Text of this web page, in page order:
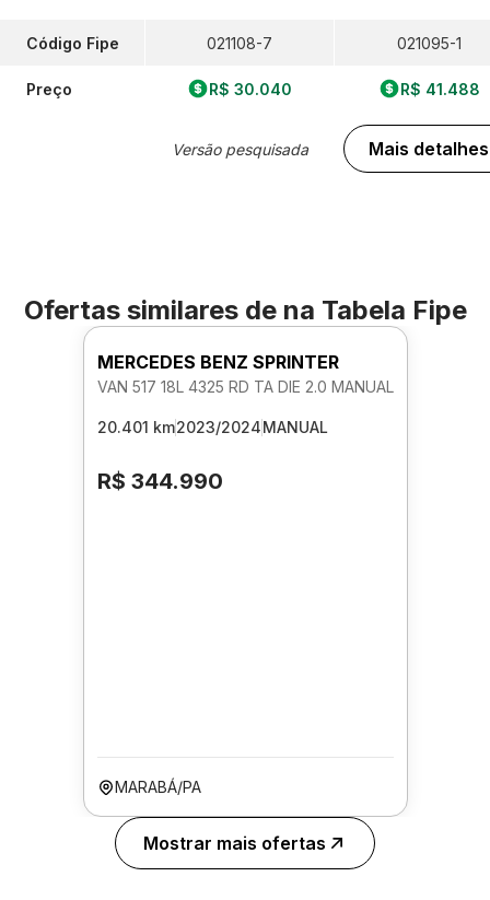
Código Fipe
Preço
021108-7
R$ 30.040
Versão pesquisada
021095-1
R$ 41.488
Mais detalhes
Ofertas similares de na Tabela Fipe
MERCEDES BENZ SPRINTER
VAN 517 18L 4325 RD TA DIE 2.0 MANUAL
20.401 km2023/2024MANUAL
R$ 344.990
MARABÁ/PA
Mostrar mais ofertas